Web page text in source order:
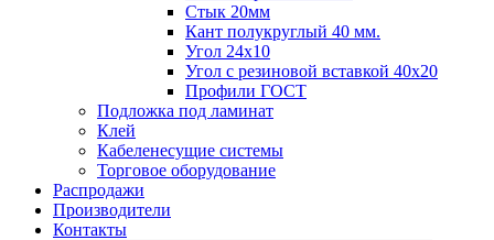
Стык 20мм
Кант полукруглый 40 мм.
Угол 24х10
Угол с резиновой вставкой 40х20
Профили ГОСТ
Подложка под ламинат
Клей
Кабеленесущие системы
Торговое оборудование
Распродажи
Производители
Контакты